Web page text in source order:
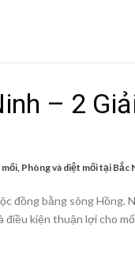
– 2
mối, Phòng và diệt mối tại Bắc
đồng bằng sông Hồng.
điều kiện thuận lợi cho